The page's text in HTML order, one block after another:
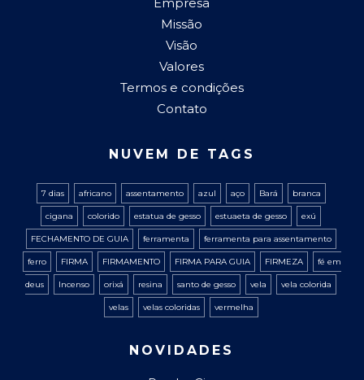
Empresa
Missão
Visão
Valores
Termos e condições
Contato
NUVEM DE TAGS
7 dias africano assentamento azul aço Bará branca
cigana colorido estatua de gesso estuaeta de gesso exú
FECHAMENTO DE GUIA ferramenta ferramenta para assentamento
ferro FIRMA FIRMAMENTO FIRMA PARA GUIA FIRMEZA fé em
deus Incenso orixá resina santo de gesso vela vela colorida
velas velas coloridas vermelha
NOVIDADES